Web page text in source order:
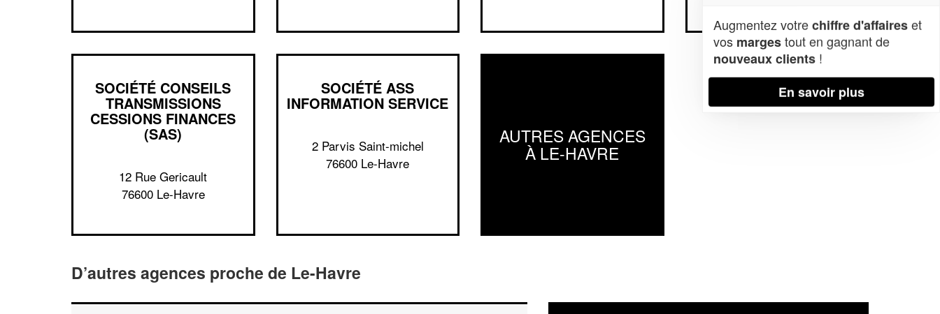
SOCIÉTÉ CONSEILS
TRANSMISSIONS
CESSIONS FINANCES
(SAS)
12 Rue Gericault
76600 Le-Havre
SOCIÉTÉ ASS
INFORMATION SERVICE
2 Parvis Saint-michel
76600 Le-Havre
AUTRES AGENCES
À LE-HAVRE
D’autres agences proche de Le-Havre
Augmentez votrechiffre d'affaireset
vos margestout en gagnant de
nouveaux clients !
En savoir plus